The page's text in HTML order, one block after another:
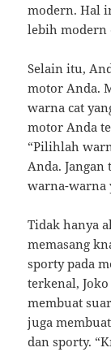
modern. Hal
lebih
Selain itu,
motor Anda.
warna cat
motor Anda
“Pilihlah
Anda.
warna-warna
Tidak hanya
memasang
sporty pada
terkenal,
membuat
juga
dan sporty.